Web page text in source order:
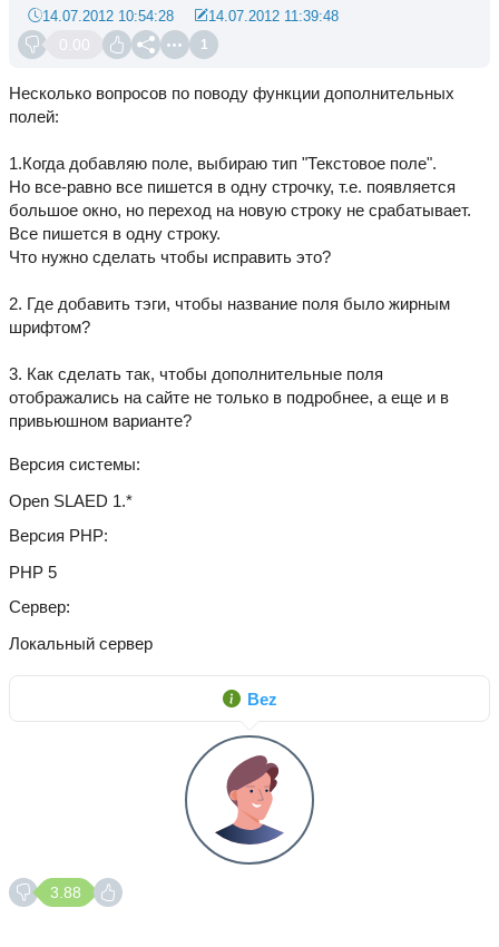
0.00 1
14.07.2012 10:54:28 14.07.2012 11:39:48
Несколько вопросов по поводу функции дополнительных
полей:
1.Когда добавляю поле, выбираю тип "Текстовое поле".
Но все-равно все пишется в одну строчку, т.е. появляется
большое окно, но переход на новую строку не срабатывает.
Все пишется в одну строку.
Что нужно сделать чтобы исправить это?
2. Где добавить тэги, чтобы название поля было жирным
шрифтом?
3. Как сделать так, чтобы дополнительные поля
отображались на сайте не только в подробнее, а еще и в
привьюшном варианте?
Версия системы
Open SLAED 1.*
Версия PHP
PHP 5
Сервер
Локальный сервер
Bez
3.88